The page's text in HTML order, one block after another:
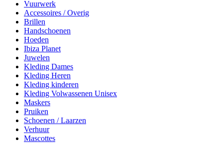
Vuurwerk
Accessoires / Overig
Brillen
Handschoenen
Hoeden
Ibiza Planet
Juwelen
Kleding Dames
Kleding Heren
Kleding kinderen
Kleding Volwassenen Unisex
Maskers
Pruiken
Schoenen / Laarzen
Verhuur
Mascottes